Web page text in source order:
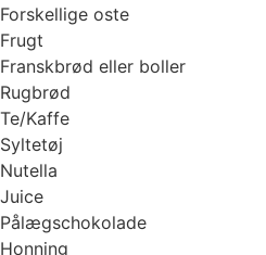
Forskellige oste
Frugt
Franskbrød eller boller
Rugbrød
Te/Kaffe
Syltetøj
Nutella
Juice
Pålægschokolade
Honning